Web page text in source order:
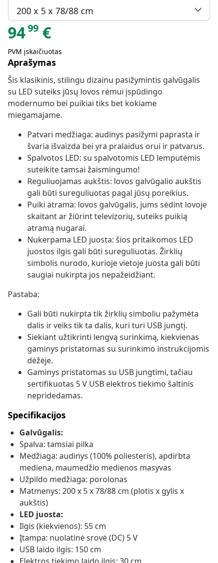
200 x 5 x 78/88 cm
9499 €
PVM įskaičiuotas
Aprašymas
Šis klasikinis, stilingu dizainu pasižymintis galvūgalis
su LED suteiks jūsų lovos rėmui įspūdingo
modernumo bei puikiai tiks bet kokiame
miegamajame.
Patvari medžiaga: audinys pasižymi paprasta ir
švaria išvaizda bei yra pralaidus orui ir patvarus.
Spalvotos LED: su spalvotomis LED lemputėmis
suteikite tamsai žaismingumo!
Reguliuojamas aukštis: lovos galvūgalio aukštis
gali būti sureguliuotas pagal jūsų poreikius.
Puiki atrama: lovos galvūgalis, jums sėdint lovoje
skaitant ar žiūrint televizorių, suteiks puikią
atramą nugarai.
Nukerpama LED juosta: šios pritaikomos LED
juostos ilgis gali būti sureguliuotas. Žirklių
simbolis nurodo, kurioje vietoje juosta gali būti
saugiai nukirpta jos nepažeidžiant.
Pastaba:
Gali būti nukirpta tik žirklių simboliu pažymėta
dalis ir veiks tik ta dalis, kuri turi USB jungtį.
Siekiant užtikrinti lengvą surinkimą, kiekvienas
gaminys pristatomas su surinkimo instrukcijomis
dėžėje.
Gaminys pristatomas su USB jungtimi, tačiau
sertifikuotas 5 V USB elektros tiekimo šaltinis
nepridedamas.
Specifikacijos
Galvūgalis:
Spalva: tamsiai pilka
Medžiaga: audinys (100% poliesteris), apdirbta
mediena, maumedžio medienos masyvas
Užpildo medžiaga: porolonas
Matmenys: 200 x 5 x 78/88 cm (plotis x gylis x
aukštis)
LED juosta:
Ilgis (kiekvienos): 55 cm
Įtampa: nuolatinė srovė (DC) 5 V
USB laido ilgis: 150 cm